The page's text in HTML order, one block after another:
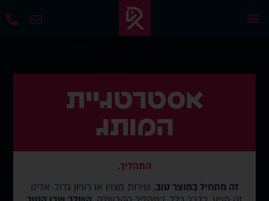
אסטרטגיית
המותג
התהליך.
זה מתחיל במוצר טוב, שירות מצוין או רעיון גדול. אלינו